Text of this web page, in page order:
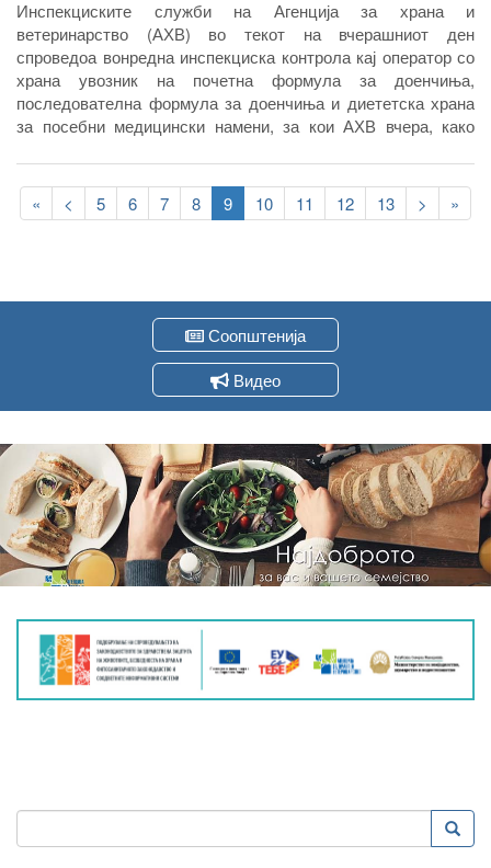
Инспекциските служби на Агенција за храна и
ветеринарство (АХВ) во текот на вчерашниот ден
спроведоа вонредна инспекциска контрола кај оператор со
храна увозник на почетна формула за доенчиња,
последователна формула за доенчиња и диететска храна
за посебни медицински намени, за кои АХВ вчера, како
храна и храна за животни (Rapid Alert System for Food and
Feed) на Европската Унија доби известување за пласиран
небезбеден производ на македионскиот пазар.
Pagination
First
page
«
Previous
page
< Page
5 Page
6 Page
7 Page
8
Current
page
9 Page
10 Page
11 Page
12 Page
13
Следна
страна
>
Last
page
»
Соопштенија
Видео
Search
Пребарување